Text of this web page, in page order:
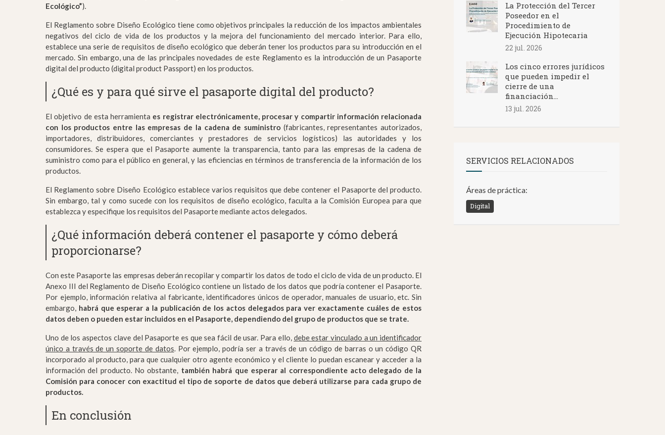
Ecológico”).
El Reglamento sobre Diseño Ecológico tiene como objetivos principales la reducción de los impactos ambientales
negativos del ciclo de vida de los productos y la mejora del funcionamiento del mercado interior. Para ello,
establece una serie de requisitos de diseño ecológico que deberán tener los productos para su introducción en el
mercado. Sin embargo, una de las principales novedades de este Reglamento es la introducción de un Pasaporte
digital del producto (digital product Passport) en los productos.
¿Qué es y para qué sirve el pasaporte digital del producto?
El objetivo de esta herramienta es registrar electrónicamente, procesar y compartir información relacionada
con los productos entre las empresas de la cadena de suministro(fabricantes, representantes autorizados,
importadores, distribuidores, comerciantes y prestadores de servicios logísticos) las autoridades y los
consumidores. Se espera que el Pasaporte aumente la transparencia, tanto para las empresas de la cadena de
suministro como para el público en general, y las eficiencias en términos de transferencia de la información de los
productos.
El Reglamento sobre Diseño Ecológico establece varios requisitos que debe contener el Pasaporte del producto.
Sin embargo, tal y como sucede con los requisitos de diseño ecológico, faculta a la Comisión Europea para que
establezca y especifique los requisitos del Pasaporte mediante actos delegados.
¿Qué información deberá contener el pasaporte y cómo deberá
proporcionarse?
Con este Pasaporte las empresas deberán recopilar y compartir los datos de todo el ciclo de vida de un producto. El
Anexo III del Reglamento de Diseño Ecológico contiene un listado de los datos que podría contener el Pasaporte.
Por ejemplo, información relativa al fabricante, identificadores únicos de operador, manuales de usuario, etc. Sin
embargo, habrá que esperar a la publicación de los actos delegados para ver exactamente cuáles de estos
datos deben o pueden estar incluidos en el Pasaporte, dependiendo del grupo de productos que se trate.
Uno de los aspectos clave del Pasaporte es que sea fácil de usar. Para ello, debe estar vinculado a un identificador
único a través de un soporte de datos. Por ejemplo, podría ser a través de un código de barras o un código QR
incorporado al producto, para que cualquier otro agente económico y el cliente lo puedan escanear y acceder a la
información del producto. No obstante, también habrá que esperar al correspondiente acto delegado de la
Comisión para conocer con exactitud el tipo de soporte de datos que deberá utilizarse para cada grupo de
productos.
En conclusión
La Protección del Tercer
Poseedor en el
Procedimiento de
Ejecución Hipotecaria
22 jul. 2026
Los cinco errores jurídicos
que pueden impedir el
cierre de una
financiación...
13 jul. 2026
SERVICIOS RELACIONADOS
Áreas de práctica:
Digital